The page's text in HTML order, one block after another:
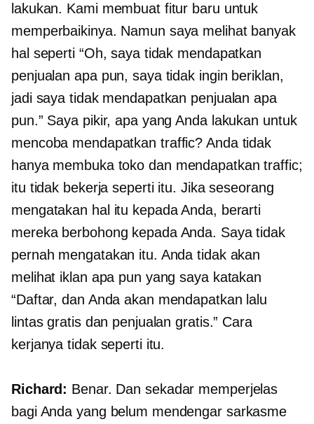
lakukan. Kami membuat fitur baru untuk
memperbaikinya. Namun saya melihat banyak
hal seperti “Oh, saya tidak mendapatkan
penjualan apa pun, saya tidak ingin beriklan,
jadi saya tidak mendapatkan penjualan apa
pun.” Saya pikir, apa yang Anda lakukan untuk
mencoba mendapatkan traffic? Anda tidak
hanya membuka toko dan mendapatkan traffic;
itu tidak bekerja seperti itu. Jika seseorang
mengatakan hal itu kepada Anda, berarti
mereka berbohong kepada Anda. Saya tidak
pernah mengatakan itu. Anda tidak akan
melihat iklan apa pun yang saya katakan
“Daftar, dan Anda akan mendapatkan lalu
lintas gratis dan penjualan gratis.” Cara
kerjanya tidak seperti itu.
Richard: Benar. Dan sekadar memperjelas
bagi Anda yang belum mendengar sarkasme